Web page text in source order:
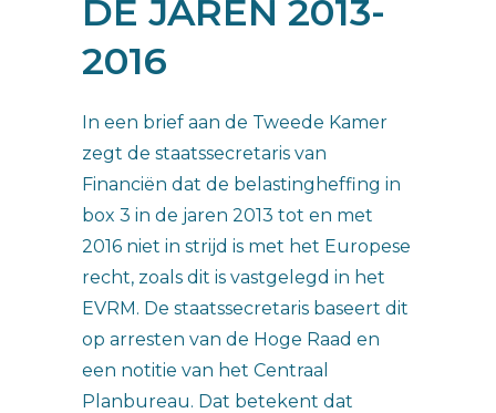
DE JAREN 2013-
2016
In een brief aan de Tweede Kamer
zegt de staatssecretaris van
Financiën dat de belastingheffing in
box 3 in de jaren 2013 tot en met
2016 niet in strijd is met het Europese
recht, zoals dit is vastgelegd in het
EVRM. De staatssecretaris baseert dit
op arresten van de Hoge Raad en
een notitie van het Centraal
Planbureau. Dat betekent dat